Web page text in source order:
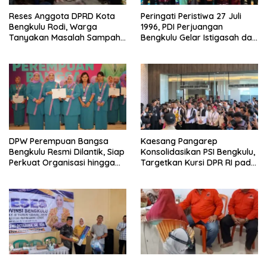
Reses Anggota DPRD Kota
Bengkulu Rodi, Warga
Tanyakan Masalah Sampah
Peringati Peristiwa 27 Juli
1996, PDI Perjuangan
Bengkulu Gelar Istigasah dan
DPW Perempuan Bangsa
Bengkulu Resmi Dilantik, Siap
Perkuat Organisasi hingga
Kaesang Pangarep
Konsolidasikan PSI Bengkulu,
Targetkan Kursi DPR RI pada